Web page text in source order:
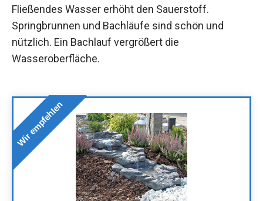
Fließendes Wasser erhöht den Sauerstoff.
Springbrunnen und Bachläufe sind schön und
nützlich. Ein Bachlauf vergrößert die
Wasseroberfläche.
Wir empfehlen